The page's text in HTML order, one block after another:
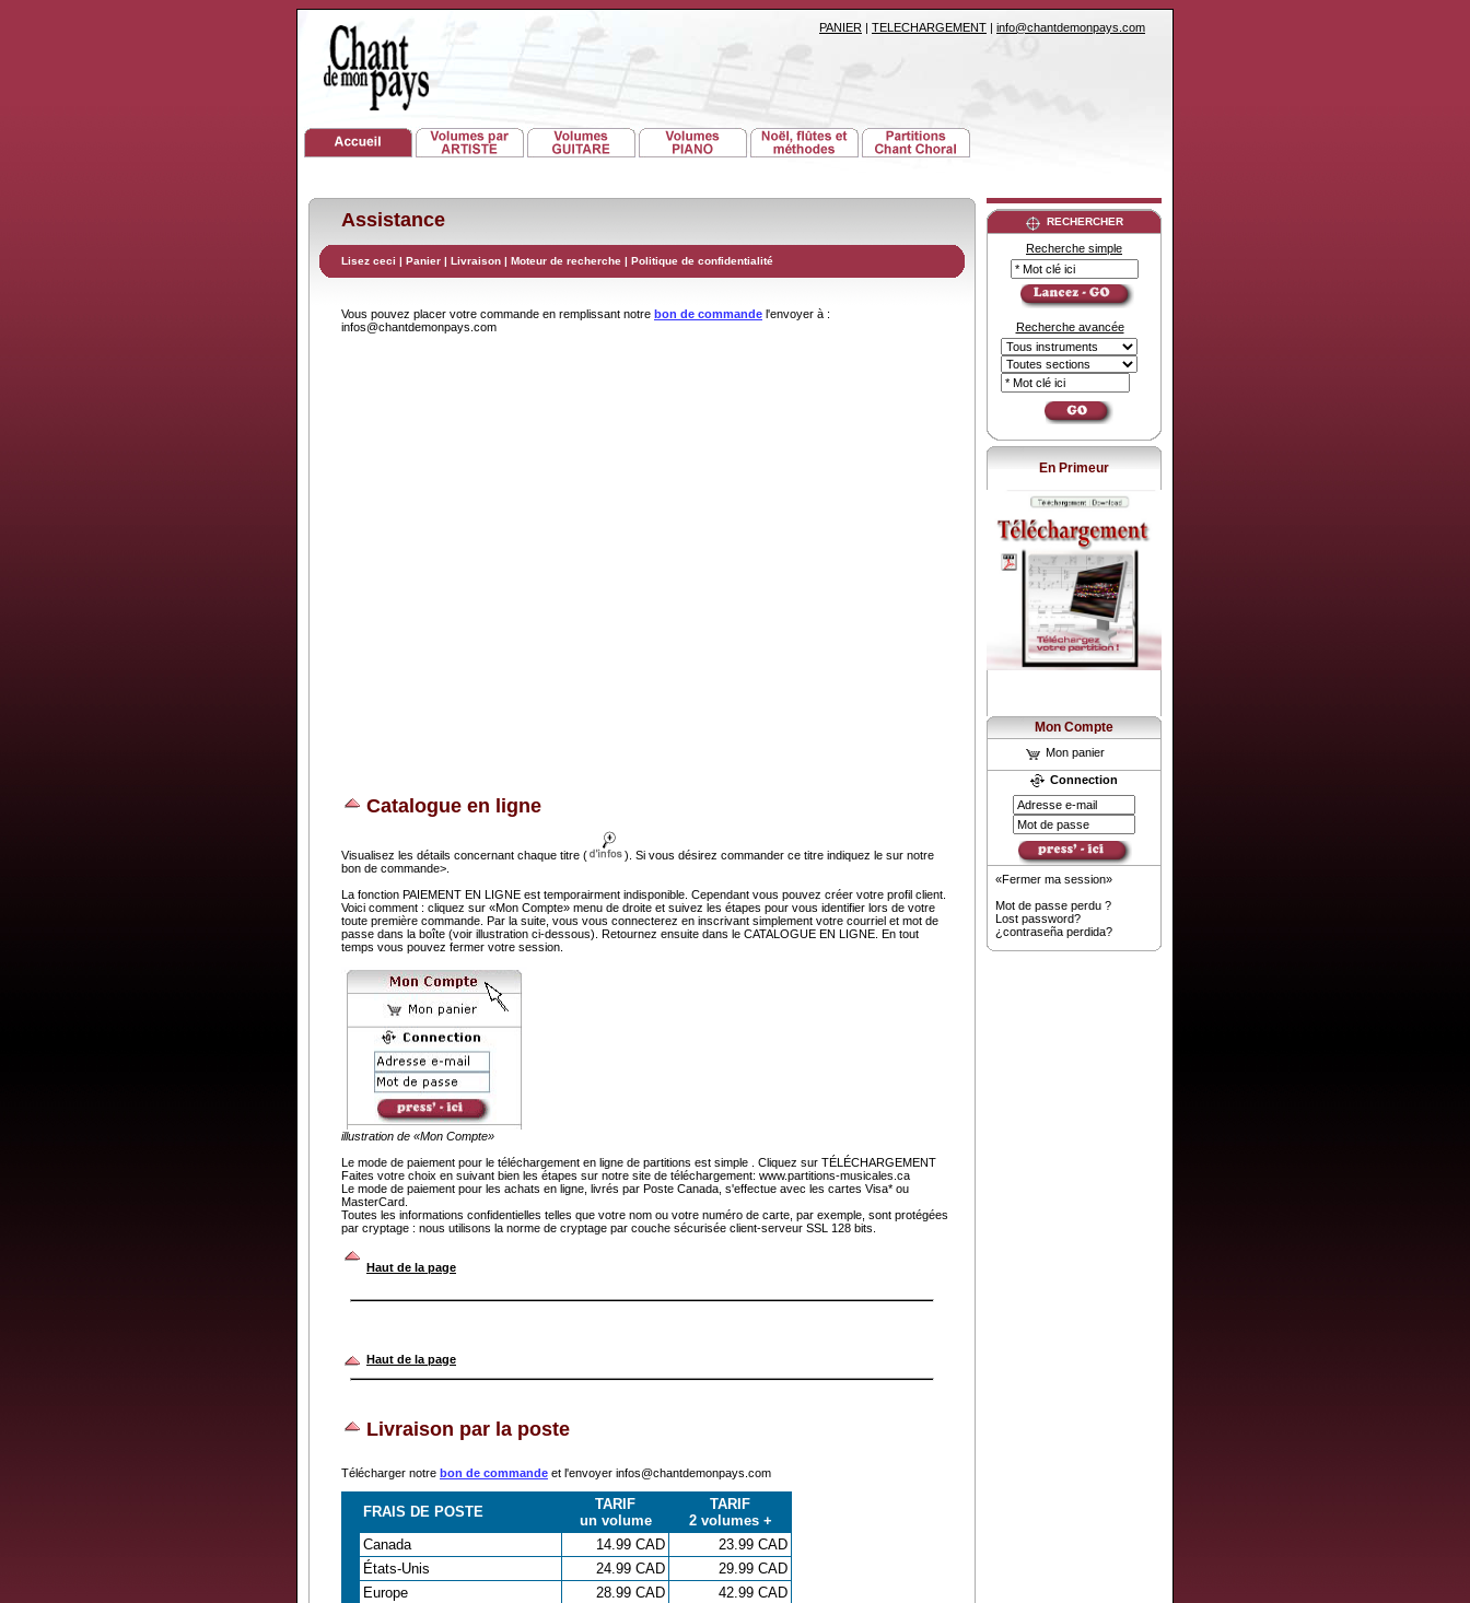
PANIER | TELECHARGEMENT | info@chantdemonpays.com
Assistance
Lisez ceci | Panier | Livraison | Moteur de recherche | Politique de confidentialité
Vous pouvez placer votre commande en remplissant notre bon de commande l'envoyer à :
infos@chantdemonpays.com
Catalogue en ligne
Visualisez les détails concernant chaque titre (
). Si vous désirez commander ce titre indiquez le sur notre
bon de commande>.
La fonction PAIEMENT EN LIGNE est temporairment indisponible. Cependant vous pouvez créer votre profil client.
Voici comment : cliquez sur «Mon Compte» menu de droite et suivez les étapes pour vous identifier lors de votre
toute première commande. Par la suite, vous vous connecterez en inscrivant simplement votre courriel et mot de
passe dans la boîte (voir illustration ci-dessous). Retournez ensuite dans le CATALOGUE EN LIGNE. En tout
temps vous pouvez fermer votre session.
illustration de «Mon Compte»
Le mode de paiement pour le téléchargement en ligne de partitions est simple . Cliquez sur TÉLÉCHARGEMENT
Faites votre choix en suivant bien les étapes sur notre site de téléchargement: www.partitions-musicales.ca
Le mode de paiement pour les achats en ligne, livrés par Poste Canada, s'effectue avec les cartes Visa* ou
MasterCard.
Toutes les informations confidentielles telles que votre nom ou votre numéro de carte, par exemple, sont protégées
par cryptage : nous utilisons la norme de cryptage par couche sécurisée client-serveur SSL 128 bits.
Haut de la page
Haut de la page
Livraison par la poste
Télécharger notre bon de commande et l'envoyer infos@chantdemonpays.com
FRAIS DE POSTE
TARIF
un volume
TARIF
2 volumes +
Canada
14.99 CAD
23.99 CAD
États-Unis
24.99 CAD
29.99 CAD
Europe
28.99 CAD 42.99 CAD
RECHERCHER
Recherche simple
Recherche avancée
En Primeur
Mon Compte
Mon panier
Connection
«Fermer ma session»
Mot de passe perdu ?
Lost password?
¿contraseña perdida?